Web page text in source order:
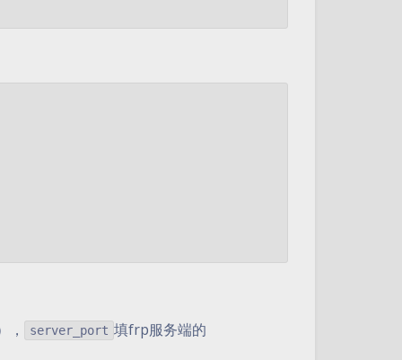
， server_port 填frp服务端的